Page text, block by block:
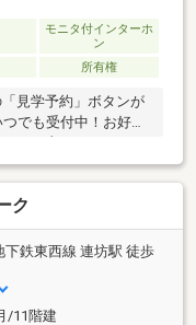
モニタ付インターホ
ン
所有権
見学予約」ボタンが
でも受付中！お好き
ください。《施設・
・バイク置場・駐輪
リノベーション内
ローリング貼替・ク
ッチン交換・洗面化
・給湯器交換・ハウ
約・詳細資料のご案
ク
下鉄東西線 連坊駅 徒歩
/11階建